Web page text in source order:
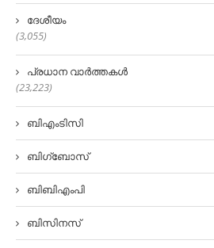
ദേശീയം
(3,055)
പ്രധാന വാർത്തകൾ
(23,223)
ബിഎംടിസി
ബിഗ്‌ബോസ്
ബിബിഎംപി
ബിസിനസ്